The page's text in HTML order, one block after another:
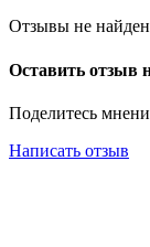
Отзывы не
Оставить отзыв
Поделитесь
Написать отзыв